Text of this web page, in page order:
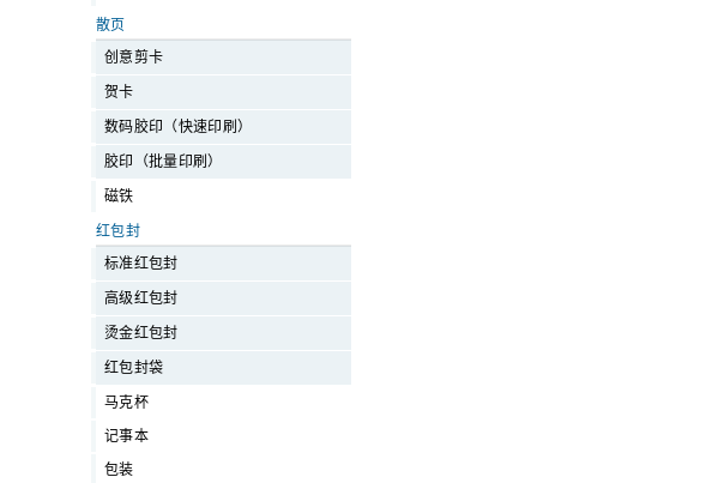
散页
创意剪卡
贺卡
数码胶印（快速印刷）
胶印（批量印刷）
磁铁
红包封
标准红包封
高级红包封
烫金红包封
红包封袋
马克杯
记事本
包装